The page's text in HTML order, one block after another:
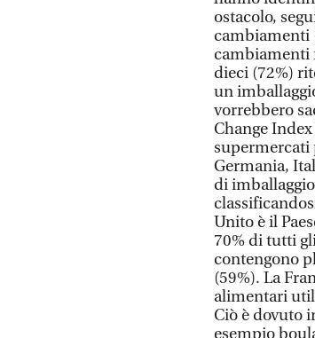
ostacolo,
cambiamenti
cambiamenti
dieci (72%)
un
vorrebbero
Change
supermercati
Germania,
di
Unito è il
70% di tutti
contengono
(59%). La
alimentari
Ciò è dovuto
esempio